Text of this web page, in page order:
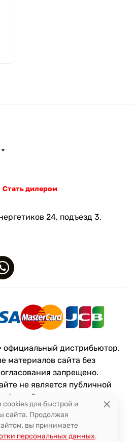
Стать дилером
24, подъезд 3,
дистрибьютор.
материалов сайта без
запрещено.
не является публичной
офертой.
для быстрой и
сайта. Продолжая
вы принимаете
персональных данных.